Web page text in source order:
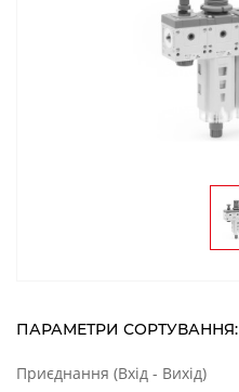
ПАРАМЕТРИ СОРТУВАННЯ:
Приєднання (Вхід - Вихід)